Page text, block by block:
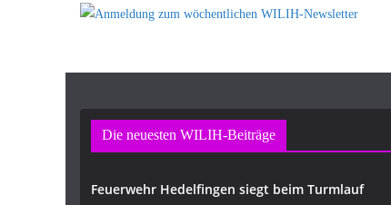
Die neuesten WILIH-Beiträge
Feuerwehr Hedelfingen siegt beim Turmlauf